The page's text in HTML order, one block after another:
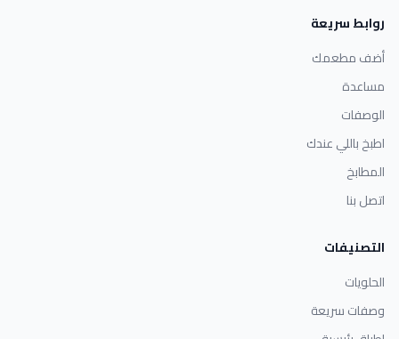
روابط سريعة
أضف مطعمك
مساعدة
الوصفات
اطبخ باللي عندك
المطابخ
اتصل بنا
التصنيفات
الحلويات
وصفات سريعة